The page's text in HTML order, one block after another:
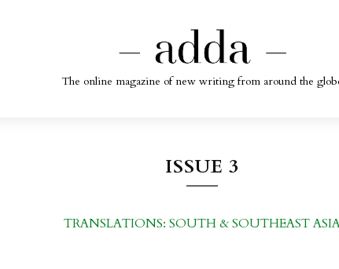
The online magazine of new writing from around the
ISSUE 3
TRANSLATIONS: SOUTH & SOUTHEAST